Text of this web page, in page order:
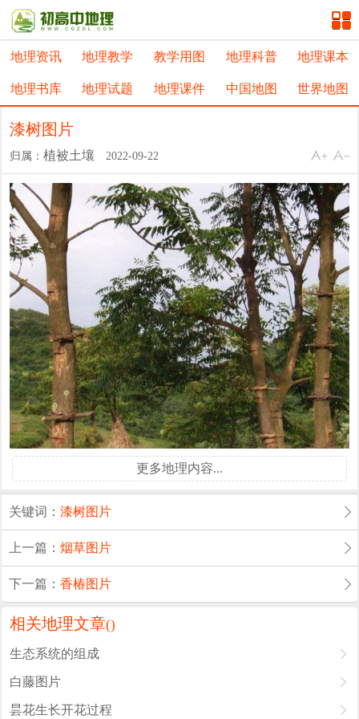
地理资讯 地理教学 教学用图 地理科普 地理课本
地理书库 地理试题 地理课件 中国地图 世界地图
漆树图片
归属：植被土壤 2022-09-22
更多地理内容...
关键词：漆树图片
上一篇：烟草图片
下一篇：香椿图片
相关地理文章()
生态系统的组成
白藤图片
昙花生长开花过程